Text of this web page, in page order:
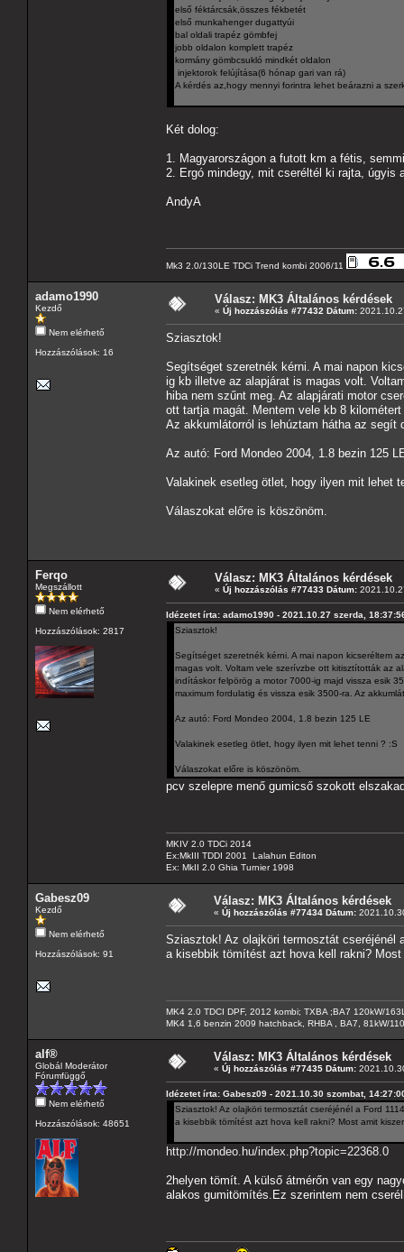
első féktárcsák,összes fékbetét
első munkahenger dugattyúi
bal oldali trapéz gömbfej
jobb oldalon komplett trapéz
kormány gömbcsukló mindkét oldalon
injektorok felújítása(6 hónap gari van rá)
A kérdés az,hogy mennyi forintra lehet beárazni a
Két dolog:
1. Magyarországon a futott km a fétis,
2. Ergó mindegy, mit cseréltél ki rajta, úgyis
AndyA
Mk3 2.0/130LE TDCi Trend kombi 2006/11
adamo1990
Kezdő
Nem elérhető
Hozzászólások: 16
Válasz: MK3 Általános kérdések
« Új hozzászólás #77432 Dátum:
Sziasztok!
Segítséget szeretnék kérni. A mai napon
ig kb illetve az alapjárat is magas volt.
hiba nem szűnt meg. Az alapjárati motor
ott tartja magát. Mentem vele kb 8
Az akkumlátorról is lehúztam hátha az segít
Az autó: Ford Mondeo 2004, 1.8 bezin 125
Valakinek esetleg ötlet, hogy ilyen mit lehet
Válaszokat előre is köszönöm.
Ferqo
Megszállott
Nem elérhető
Hozzászólások: 2817
Válasz: MK3 Általános kérdések
« Új hozzászólás #77433 Dátum:
Idézetet írta: adamo1990 - 2021.10.27 szerda,
Sziasztok!
Segítséget szeretnék kérni. A mai napon kicseréltem
magas volt. Voltam vele szerívzbe ott kitisztították az
indításkor felpörög a motor 7000-ig majd vissza esik
maximum fordulatig és vissza esik 3500-ra. Az
Az autó: Ford Mondeo 2004, 1.8 bezin 125 LE
Valakinek esetleg ötlet, hogy ilyen mit lehet tenni ? :S
Válaszokat előre is köszönöm.
pcv szelepre menő gumicső szokott
MKIV 2.0 TDCi 2014
Ex:MkIII TDDI 2001 Lalahun Editon
Ex: MkII 2.0 Ghia Turnier 1998
Gabesz09
Kezdő
Nem elérhető
Hozzászólások: 91
Válasz: MK3 Általános kérdések
« Új hozzászólás #77434 Dátum:
Sziasztok! Az olajköri termosztát cseréjénél
a kisebbik tömítést azt hova kell rakni?
MK4 2.0 TDCI DPF, 2012 kombi; TXBA ;BA7 120kW/
MK4 1,6 benzin 2009 hatchback, RHBA , BA7, 81kW/
alf®
Globál Moderátor
Fórumfüggő
Nem elérhető
Hozzászólások: 48651
Válasz: MK3 Általános kérdések
« Új hozzászólás #77435 Dátum:
Idézetet írta: Gabesz09 - 2021.10.30 szombat,
Sziasztok! Az olajköri termosztát cseréjénél a Ford
a kisebbik tömítést azt hova kell rakni? Most amit
http://mondeo.hu/index.php?topic=22368.0
2helyen tömít. A külső átmérőn van egy
alakos gumitömítés.Ez szerintem nem